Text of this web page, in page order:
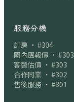
服務分機
訂房 · #304
國內團報價 · #303
客製估價 · #303
合作同業 · #302
售後服務 · #301